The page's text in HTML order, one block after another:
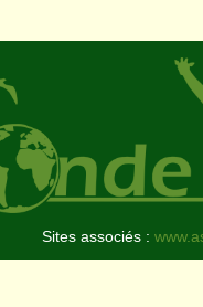
Sites associés :